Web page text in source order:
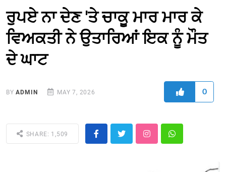
ਰੁਪਏ ਨਾ ਦੇਣ 'ਤੇ ਚਾਕੂ ਮਾਰ ਮਾਰ ਕੇ
ਵਿਅਕਤੀ ਨੇ ਉਤਾਰਿਆਂ ਇਕ ਨੂੰ ਮੌਤ
ਦੇ ਘਾਟ
BYADMIN MAY 7, 2026 0
SHARE: 1,509